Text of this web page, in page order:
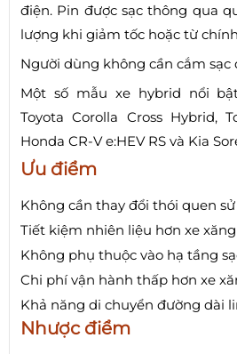
điện. Pin được sạc thông qua
lượng khi giảm tốc hoặc từ
Người dùng không cần cắm sạc
Một số mẫu xe hybrid nổi
Toyota Corolla Cross Hybrid,
Honda CR-V e:HEV RS và Kia
Ưu điểm
Không cần thay đổi thói quen
Tiết kiệm nhiên liệu hơn xe
Không phụ thuộc vào hạ tầng
Chi phí vận hành thấp hơn xe
Khả năng di chuyển đường dài
Nhược điểm